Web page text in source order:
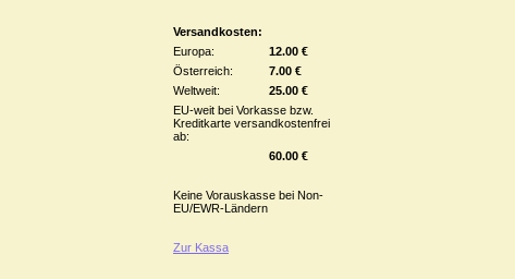
Versandkosten:
Europa:
12.00 €
Österreich:
7.00 €
Weltweit:
25.00 €
EU-weit bei Vorkasse bzw.
Kreditkarte versandkostenfrei
ab:
60.00 €
Keine Vorauskasse bei Non-
EU/EWR-Ländern
Zur Kassa